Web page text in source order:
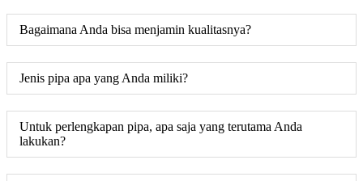
Bagaimana Anda bisa menjamin kualitasnya?
Jenis pipa apa yang Anda miliki?
Untuk perlengkapan pipa, apa saja yang terutama Anda
lakukan?